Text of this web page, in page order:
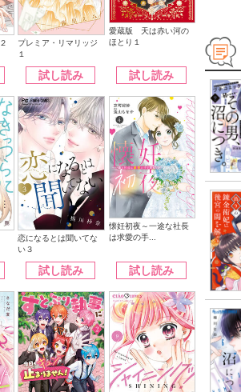
プレミア・リマリッジ
１
試し読み
愛蔵版 天は赤い河の
ほとり１
試し読み
恋になるとは聞いてな
い３
試し読み
懐妊初夜～一途な社長
は求愛の手...
試し読み